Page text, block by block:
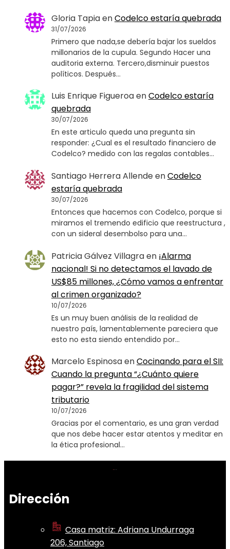
Gloria TapiaenCodelco estaría quebrada
31/07/2026
Primero que nada,se debería bajar los sueldos
millonarios de la cupula. Segundo Hacer una
auditoria externa. Tercero,disminuir puestos
políticos. Después…
Luis Enrique FigueroaenCodelco estaría
quebrada
30/07/2026
En este articulo queda una pregunta sin
responder: ¿Cual es el resultado financiero de
Codelco? medido con las regalas contables…
Santiago Herrera AllendeenCodelco
estaría quebrada
30/07/2026
Entonces que hacemos con Codelco, porque si
miramos el tremendo edificio que reestructura ,
con un sideral desembolso para una…
Patricia Gálvez Villagraen ¡Alarma
nacional! Si no detectamos el lavado de
US$85 millones, ¿Cómo vamos a enfrentar
al crimen organizado?
10/07/2026
Es un muy buen análisis de la realidad de
nuestro país, lamentablemente pareciera que
esto no esta siendo entendido por…
Marcelo EspinosaenCocinando para el SII:
Cuando la pregunta “¿Cuánto quiere
pagar?” revela la fragilidad del sistema
tributario
10/07/2026
Gracias por el comentario, es una gran verdad
que nos debe hacer estar atentos y meditar en
la ética profesional…
Dirección
Casa matriz: Adriana Undurraga
206, Santiago